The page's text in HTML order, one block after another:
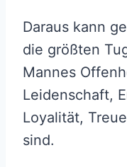
Daraus kann
die größten
Mannes
Leidenschaft,
Loyalität,
sind.